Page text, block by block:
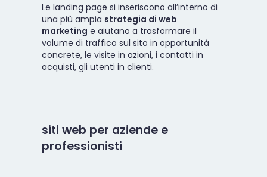
Le landing page si inseriscono all’interno di
una più ampia strategia di web
marketing e aiutano a trasformare il
volume di traffico sul sito in opportunità
concrete, le visite in azioni, i contatti in
acquisti, gli utenti in clienti.
siti web per aziende e
professionisti